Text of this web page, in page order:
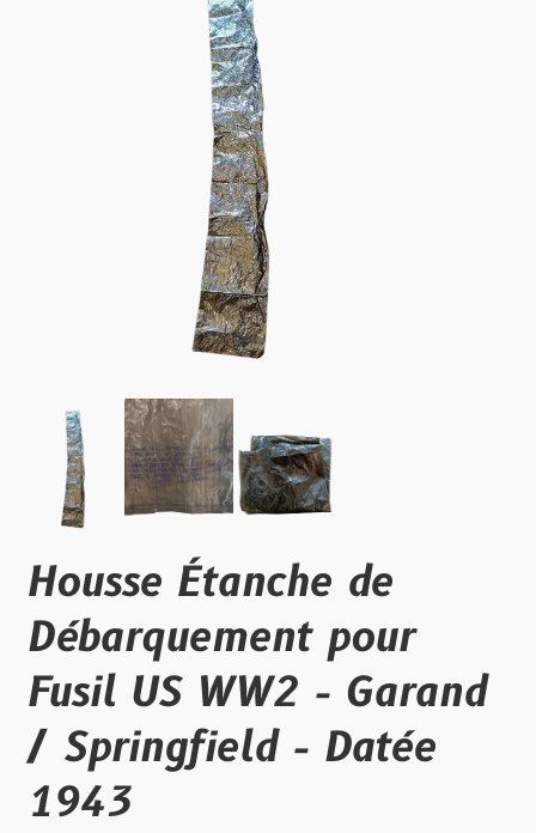
Housse Étanche de
Débarquement pour
Fusil US WW2 - Garand
/ Springfield - Datée
1943